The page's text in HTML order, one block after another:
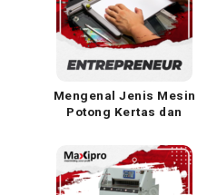
Mengenal Jenis Mesin
Potong Kertas dan
Pemotong Kertas
Terbaik